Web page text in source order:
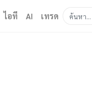
ไอที AI เทรด